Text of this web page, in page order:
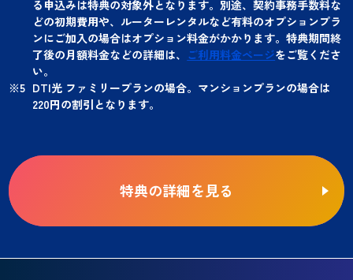
る申込みは特典の対象外となります。別途、契約事務手数料な
どの初期費用や、ルーターレンタルなど有料のオプションプラ
ンにご加入の場合はオプション料金がかかります。特典期間終
了後の月額料金などの詳細は、 ご利用料金ページをご覧くださ
い。
DTI光 ファミリープランの場合。マンションプランの場合は
220円の割引となります。
特典の詳細を見る